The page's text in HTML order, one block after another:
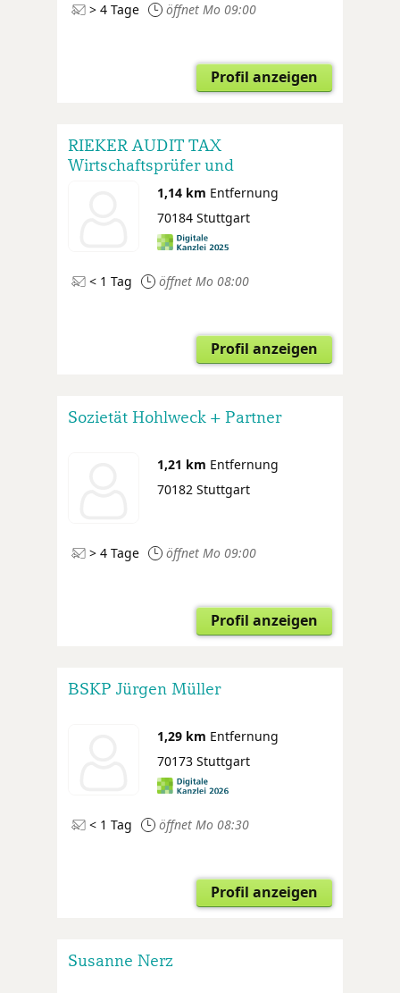
> 4 Tage öffnet Mo 09:00
Profil anzeigen
RIEKER AUDIT TAX
Wirtschaftsprüfer und
Steuerberater1,14 km Entfernung
70184 Stuttgart
< 1 Tag öffnet Mo 08:00
Profil anzeigen
Sozietät Hohlweck + Partner
1,21 km Entfernung
70182 Stuttgart
> 4 Tage öffnet Mo 09:00
Profil anzeigen
BSKP Jürgen Müller
1,29 km Entfernung
70173 Stuttgart
< 1 Tag öffnet Mo 08:30
Profil anzeigen
Susanne Nerz